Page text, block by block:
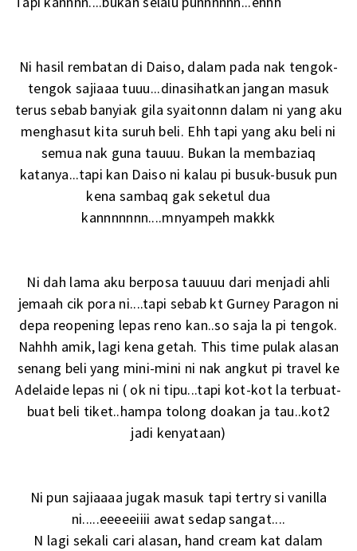
Ni hasil rembatan di Daiso, dalam pada nak tengok-
tengok sajiaaa tuuu...dinasihatkan jangan masuk
terus sebab banyiak gila syaitonnn dalam ni yang aku
menghasut kita suruh beli. Ehh tapi yang aku beli ni
semua nak guna tauuu. Bukan la membaziaq
katanya...tapi kan Daiso ni kalau pi busuk-busuk pun
kena sambaq gak seketul dua
kannnnnnn....mnyampeh makkk
Ni dah lama aku berposa tauuuu dari menjadi ahli
jemaah cik pora ni....tapi sebab kt Gurney Paragon ni
depa reopening lepas reno kan..so saja la pi tengok.
Nahhh amik, lagi kena getah. This time pulak alasan
senang beli yang mini-mini ni nak angkut pi travel ke
Adelaide lepas ni ( ok ni tipu...tapi kot-kot la terbuat-
buat beli tiket..hampa tolong doakan ja tau..kot2
jadi kenyataan)
Ni pun sajiaaaa jugak masuk tapi tertry si vanilla
ni.....eeeeeiiii awat sedap sangat....
N lagi sekali cari alasan, hand cream kat dalam